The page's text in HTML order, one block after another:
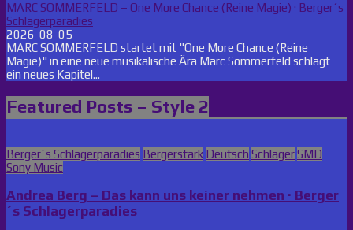
MARC SOMMERFELD – One More Chance (Reine Magie) · Berger´s
Schlagerparadies
2026-08-05
MARC SOMMERFELD startet mit "One More Chance (Reine
Magie)" in eine neue musikalische Ära Marc Sommerfeld schlägt
ein neues Kapitel...
Featured Posts – Style 2
Posted
in
Berger´s Schlagerparadies Bergerstark Deutsch SchlagerSMD
Sony Music
Andrea Berg – Das kann uns keiner nehmen · Berger
´s Schlagerparadies